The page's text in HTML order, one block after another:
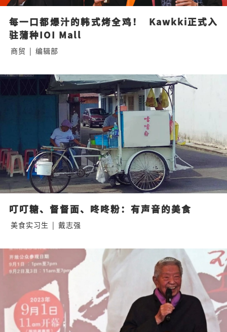
每一口都爆汁的韩式烤全鸡！  Kawkki正式入
驻蒲种IOI Mall
商贸 | 编辑部
叮叮糖、督督面、咚咚粉：有声音的美食
美食实习生 | 戴志强